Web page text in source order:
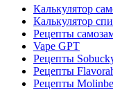
Калькулятор
Калькулятор
Рецепты
Vape GPT
Рецепты
Рецепты
Рецепты